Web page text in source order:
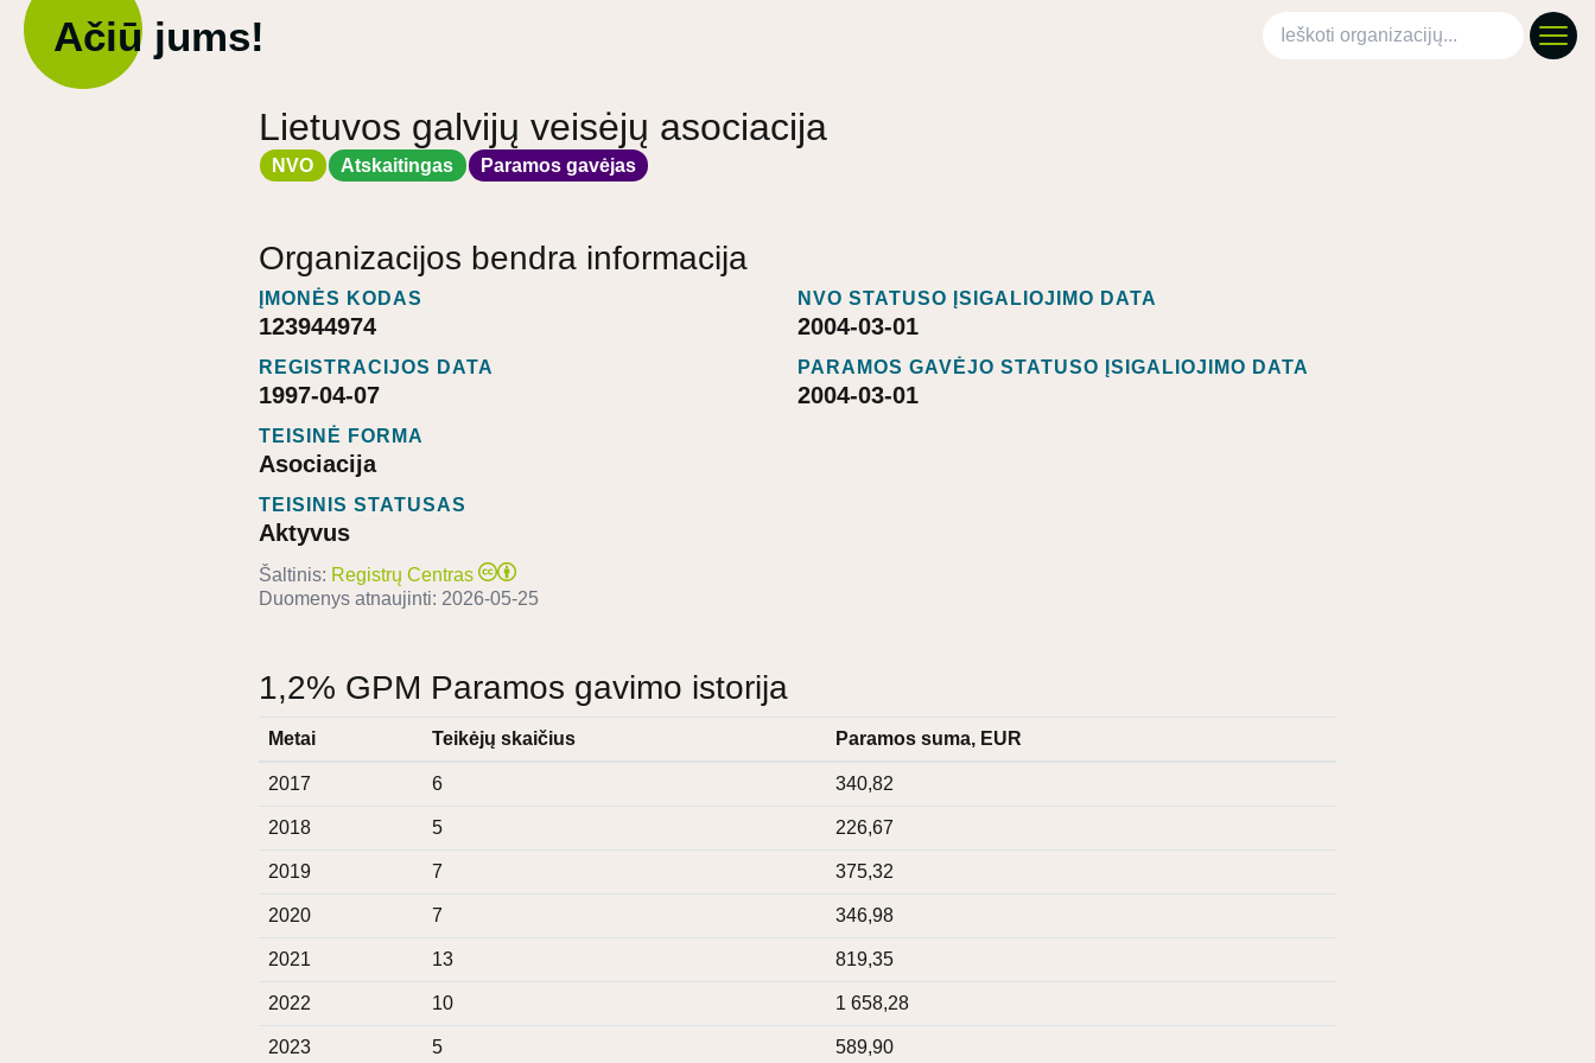
Ačiū jums! Ieškoti organizacijų
Lietuvos galvijų veisėjų asociacija
NVO Atskaitingas Paramos gavėjas
Organizacijos bendra informacija
ĮMONĖS KODAS
123944974
REGISTRACIJOS DATA
1997-04-07
TEISINĖ FORMA
Asociacija
TEISINIS STATUSAS
Aktyvus
NVO STATUSO ĮSIGALIOJIMO DATA
2004-03-01
PARAMOS GAVĖJO STATUSO ĮSIGALIOJIMO DATA
2004-03-01
Šaltinis: Registrų Centras
Duomenys atnaujinti: 2026-05-25
1,2% GPM Paramos gavimo istorija
Metai Teikėjų skaičius Paramos suma, EUR
2017 6 340,82
2018 5 226,67
2019 7 375,32
2020 7 346,98
2021 13 819,35
2022 10 1 658,28
2023 5 589,90